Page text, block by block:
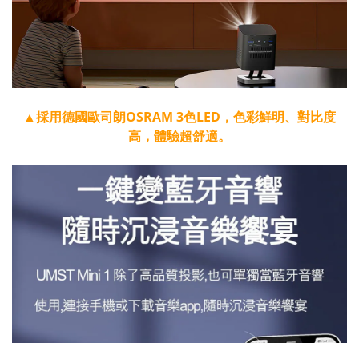
▲採用德國歐司朗OSRAM 3色LED，色彩鮮明、對比度
高，體驗超舒適。